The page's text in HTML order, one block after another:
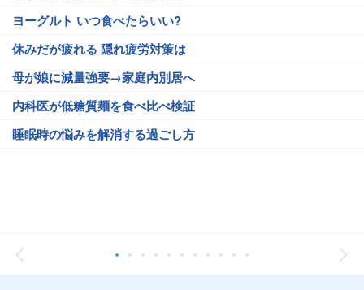
ヨーグルト いつ食べたらいい?
休みだが疲れる 隠れ疲労対策は
母が娘に減量強要→家庭内別居へ
内科医が低糖質麺を食べ比べ検証
睡眠時の悩みを解消する過ごし方